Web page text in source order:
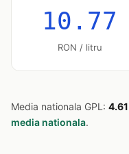
10.77
RON / litru
Media nationala GPL: 4.61
media nationala.